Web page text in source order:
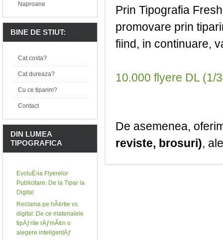
Prin Tipografia
promovare prin
fiind, in continuare,
10.000 flyere DL (1/
De asemenea,
reviste, brosuri),
Naproane
BINE DE STIUT:
Cat costa?
Cat dureaza?
Cu ce tiparim?
Contact
DIN LUMEA
TIPOGRAFICA
EvoluÈ›ia Flyerelor
Publicitare: De la Tipar la
Digital
Reclama pe hÃ¢rtie vs.
digital: De ce materialele
tipÄƒrite rÄƒmÃ¢n o
alegere inteligentÄƒ